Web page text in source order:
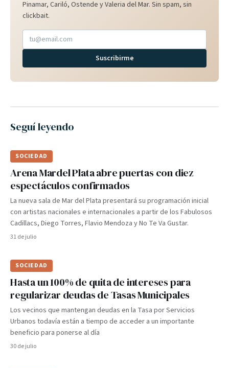
Pinamar, Cariló, Ostende y Valeria del Mar. Sin spam, sin
clickbait.
Suscribirme
Seguí leyendo
SOCIEDAD
Arena Mardel Plata abre puertas con diez
espectáculos confirmados
La nueva sala de Mar del Plata presentará su programación inicial
con artistas nacionales e internacionales a partir de los Fabulosos
Cadillacs, Diego Torres, Flavio Mendoza y No Te Va Gustar.
31 de julio
SOCIEDAD
Hasta un 100% de quita de intereses para
regularizar deudas de Tasas Municipales
Los vecinos que mantengan deudas en la Tasa por Servicios
Urbanos todavía están a tiempo de acceder a un importante
beneficio para ponerse al día
30 de julio